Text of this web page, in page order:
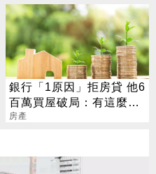
銀行「1原因」拒房貸 他6
百萬買屋破局：有這麼困
難？
房產